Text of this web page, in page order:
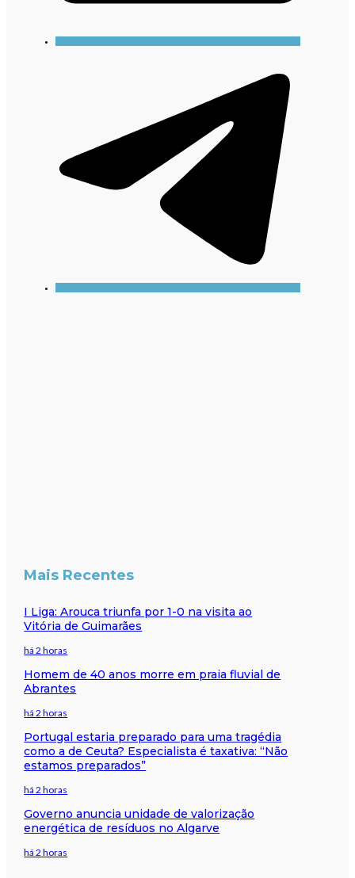
Mais Recentes
I Liga: Arouca triunfa por 1-0 na visita ao
Vitória de Guimarães
há 2 horas
Homem de 40 anos morre em praia fluvial de
Abrantes
há 2 horas
Portugal estaria preparado para uma tragédia
como a de Ceuta? Especialista é taxativa: “Não
estamos preparados”
há 2 horas
Governo anuncia unidade de valorização
energética de resíduos no Algarve
há 2 horas